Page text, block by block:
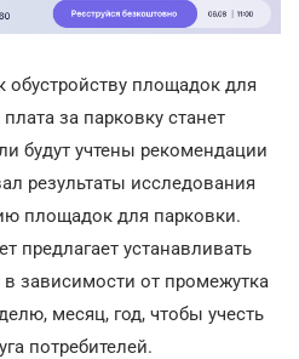
обустройству площадок для
за парковку станет
будут учтены рекомендации
результаты исследования
площадок для парковки.
предлагает устанавливать
в зависимости от промежутка
месяц, год, чтобы учесть
потребителей.